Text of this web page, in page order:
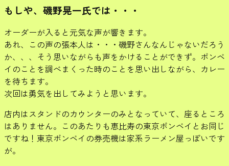
もしや、磯野晃一氏では・・・
オーダーが入ると元気な声が響きます。
あれ、この声の張本人は・・・磯野さんなんじゃないだろう
か、、、そう思いながらも声をかけることができず。ボンベ
イのことを調べまくった時のことを思い出しながら、カレー
を待ちます。
次回は勇気を出してみようと思います。
店内はスタンドのカウンターのみとなっていて、座るところ
はありません。このあたりも恵比寿の東京ボンベイとお同じ
ですね！東京ボンベイの券売機は家系ラーメン屋っぽいです
が。